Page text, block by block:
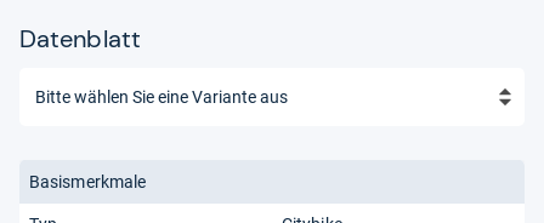
durch die Natur - und das konsequent ohne
Datenblatt
Basismerkmale